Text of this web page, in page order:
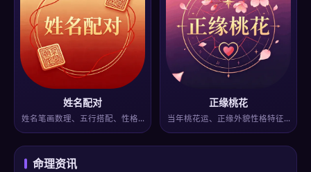
姓名配对
姓名笔画数理、五行搭配、性格…
正缘桃花
当年桃花运、正缘外貌性格特征…
命理资讯